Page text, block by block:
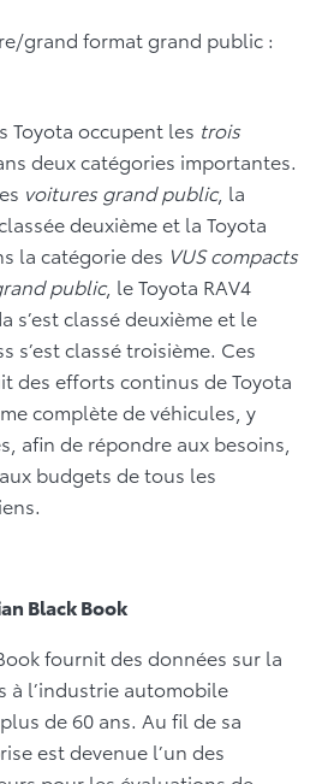
grand format grand public :
Toyota occupent les trois
deux catégories importantes.
voitures grand public, la
deuxième et la Toyota
la catégorie des VUS compacts
public, le Toyota RAV4
s’est classé deuxième et le
s’est classé troisième. Ces
des efforts continus de Toyota
complète de véhicules, y
afin de répondre aux besoins,
budgets de tous les
Black Book
fournit des données sur la
à l’industrie automobile
de 60 ans. Au fil de sa
est devenue l’un des